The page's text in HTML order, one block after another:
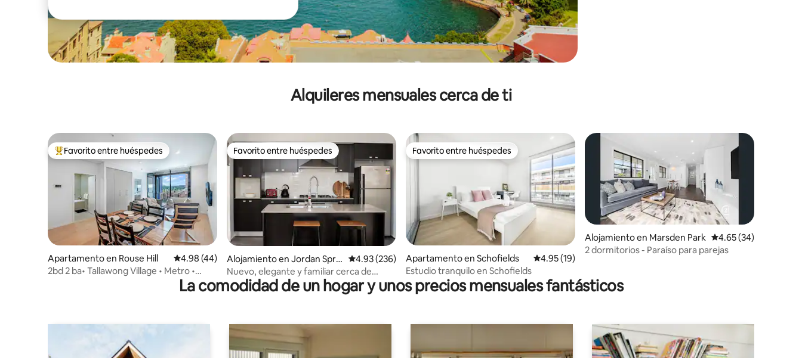
Alquileres mensuales cerca de ti
Favorito entre huéspedes preferido
Favorito entre huéspedes
Apartamento en Rouse Hill Calificación promedio: 4.98 de 5, 44 reseñas
4.98 (44)
2bd 2 ba• Tallawong Village • Metro •
Favorito entre huéspedes
Favorito entre huéspedes
Alojamiento en Jordan Sprin
gs
Calificación promedio: 4.93 de 5, 236 reseñas
4.93 (236)
Nuevo, elegante y familiar cerca de
tiendas y Penrith
Favorito entre huéspedes
Favorito entre huéspedes
Apartamento en Schofields Calificación promedio: 4.95 de 5, 19 reseñas
4.95 (19)
Estudio tranquilo en Schofields
Alojamiento en Marsden Park Calificación
4.65 (34)
2 dormitorios - Paraíso para parejas
La comodidad de un hogar y unos precios mensuales fantásticos